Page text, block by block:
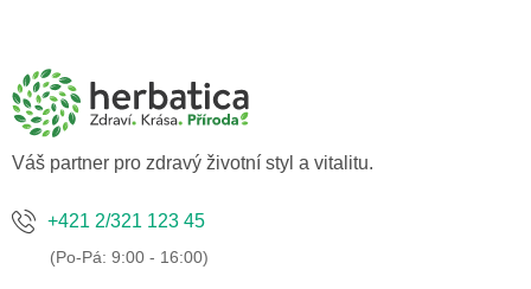
a
Váš partner pro zdravý životní styl a vitalitu.
+421 2/321 123 45